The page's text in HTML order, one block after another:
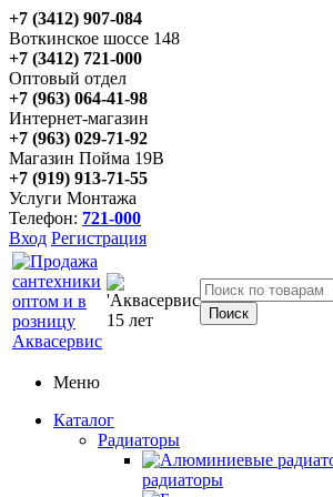
+7 (3412) 907-084
Воткинское шоссе 148
+7 (3412) 721-000
Оптовый отдел
+7 (963) 064-41-98
Интернет-магазин
+7 (963) 029-71-92
Магазин Пойма 19В
+7 (919) 913-71-55
Услуги Монтажа
Телефон: 721-000
Вход Регистрация
Меню
Каталог
Радиаторы
радиаторы